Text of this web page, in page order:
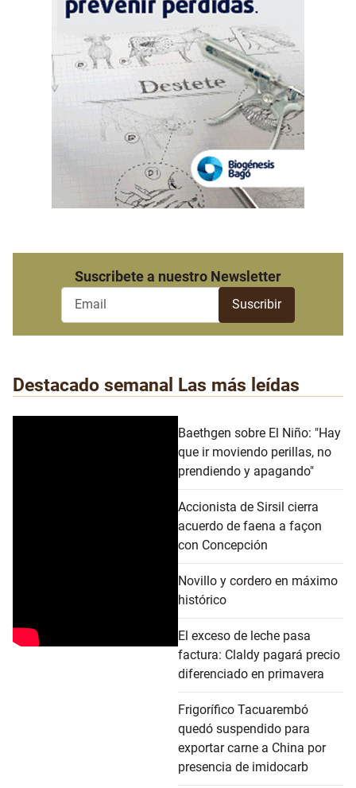
Suscribete a nuestro Newsletter
Destacado semanal Las más leídas
Baethgen sobre El Niño: "Hay
que ir moviendo perillas, no
prendiendo y apagando"
Accionista de Sirsil cierra
acuerdo de faena a façon
con Concepción
Novillo y cordero en máximo
histórico
El exceso de leche pasa
factura: Claldy pagará precio
diferenciado en primavera
Frigorífico Tacuarembó
quedó suspendido para
exportar carne a China por
presencia de imidocarb